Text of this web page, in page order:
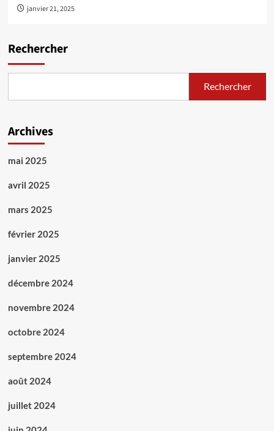
janvier 21, 2025
Rechercher
Rechercher
Archives
mai 2025
avril 2025
mars 2025
février 2025
janvier 2025
décembre 2024
novembre 2024
octobre 2024
septembre 2024
août 2024
juillet 2024